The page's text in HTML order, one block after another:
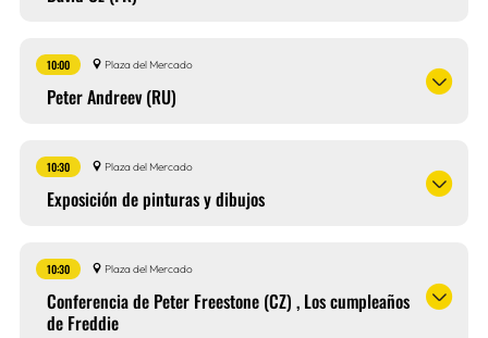
10:00 Plaza del Mercado
Peter Andreev (RU)
10:30 Plaza del Mercado
Exposición de pinturas y dibujos
10:30 Plaza del Mercado
Conferencia de Peter Freestone (CZ) , Los cumpleaños
de Freddie